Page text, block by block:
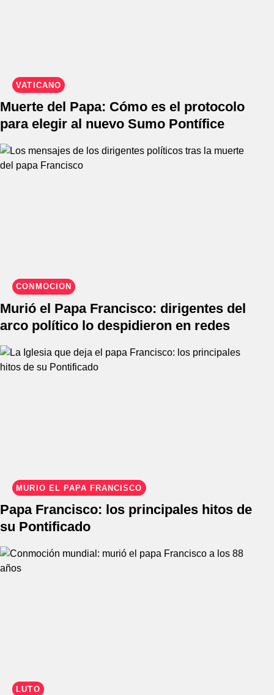
VATICANO
Muerte del Papa: Cómo es el protocolo
para elegir al nuevo Sumo Pontífice
CONMOCIÓN
Murió el Papa Francisco: dirigentes del
arco político lo despidieron en redes
MURIÓ EL PAPA FRANCISCO
Papa Francisco: los principales hitos de
su Pontificado
LUTO